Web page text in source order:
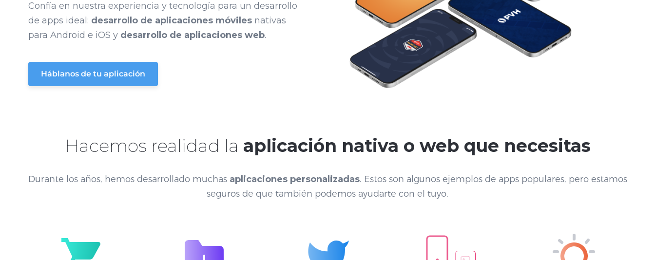
Confía en nuestra experiencia y tecnología para un desarrollo
de apps ideal: desarrollo de aplicaciones móviles nativas
para Android e iOS y desarrollo de aplicaciones web.
Háblanos de tu aplicación
Hacemos realidad la aplicación nativa o web que necesitas
Durante los años, hemos desarrollado muchas aplicaciones personalizadas. Estos son algunos ejemplos de apps populares, pero estamos
seguros de que también podemos ayudarte con el tuyo.